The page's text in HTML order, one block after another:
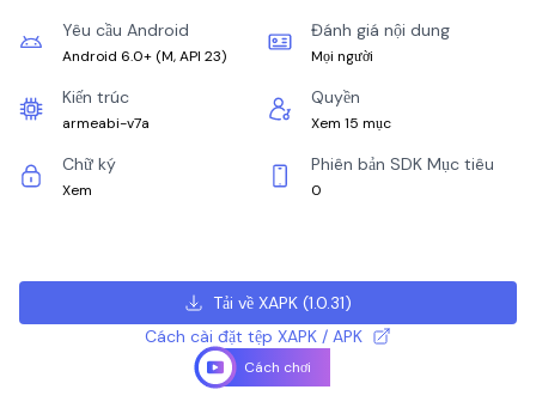
Yêu cầu Android
Android 6.0+ (M, API 23)
Đánh giá nội dung
Mọi người
Kiến trúc
armeabi-v7a
Quyền
Xem 15 mục
Chữ ký
Xem
Phiên bản SDK Mục tiêu
0
Tải về XAPK(1.0.31)
Cách cài đặt tệp XAPK / APK
Cách chơi